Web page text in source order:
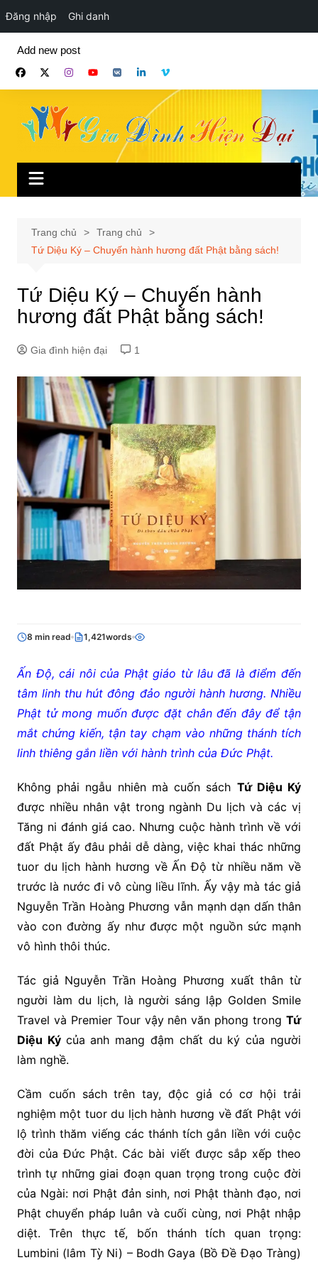
Đăng nhập Ghi danh
phần
Add new post
Trang chủ
Trang chủ
Tứ Diệu Ký – Chuyến hành hương đất Phật bằng sách!
Tứ Diệu Ký – Chuyến hành
hương đất Phật bằng sách!
Gia đình hiện đại 1
8 min read 1,421words
Ấn Độ, cái nôi của Phật giáo từ lâu đã là điểm đến
tâm linh thu hút đông đảo người hành hương. Nhiều
Phật tử mong muốn được đặt chân đến đây để tận
mắt chứng kiến, tận tay chạm vào những thánh tích
linh thiêng gắn liền với hành trình của Đức Phật.
Không phải ngẫu nhiên mà cuốn sách Tứ Diệu Ký
được nhiều nhân vật trong ngành Du lịch và các vị
Tăng ni đánh giá cao. Nhưng cuộc hành trình về với
đất Phật ấy đâu phải dễ dàng, việc khai thác những
tuor du lịch hành hương về Ấn Độ từ nhiều năm về
trước là nước đi vô cùng liều lĩnh. Ấy vậy mà tác giả
Nguyễn Trần Hoàng Phương vẫn mạnh dạn dấn thân
vào con đường ấy như được một nguồn sức mạnh
vô hình thôi thúc.
Tác giả Nguyễn Trần Hoàng Phương xuất thân từ
người làm du lịch, là người sáng lập Golden Smile
Travel và Premier Tour vậy nên văn phong trongTứ
Diệu Ký của anh mang đậm chất du ký của người
làm nghề.
Cầm cuốn sách trên tay, độc giả có cơ hội trải
nghiệm một tuor du lịch hành hương về đất Phật với
lộ trình thăm viếng các thánh tích gắn liền với cuộc
đời của Đức Phật. Các bài viết được sắp xếp theo
trình tự những giai đoạn quan trọng trong cuộc đời
của Ngài: nơi Phật đản sinh, nơi Phật thành đạo, nơi
Phật chuyển pháp luân và cuối cùng, nơi Phật nhập
diệt. Trên thực tế, bốn thánh tích quan trọng:
Lumbini (lâm Tỳ Ni) – Bodh Gaya (Bồ Đề Đạo Tràng)